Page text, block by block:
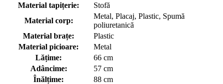
Material tapițerie:
Stofă
Material corp:
Metal, Placaj, Plastic, Spumă
poliuretanică
Material brațe:
Plastic
Material picioare:
Metal
Lățime:
66 cm
Adâncime:
57 cm
Înălțime:
88 cm